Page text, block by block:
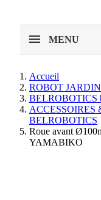
MENU
Accueil
ROBOT JARDIN
ACCESSOIRES
BELROBOTICS
Roue avant
YAMABIKO